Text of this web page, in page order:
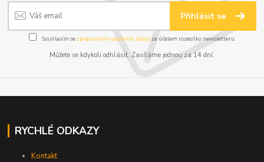
Přihlásit se
Souhlasím se zpracováním osobních údajůza účelem rozesílky newsletteru.
Můžete se kdykoli odhlásit. Zasíláme jednou za 14 dní.
RYCHLÉ ODKAZY
Kontakt